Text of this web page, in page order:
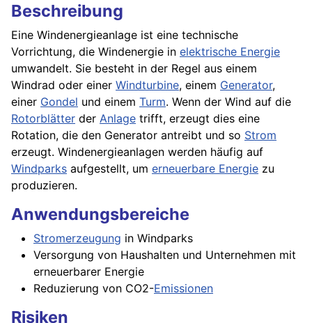
Beschreibung
Eine Windenergieanlage ist eine technische
Vorrichtung, die Windenergie in elektrische Energie
umwandelt. Sie besteht in der Regel aus einem
Windrad oder einer Windturbine, einem Generator,
einer Gondel und einem Turm. Wenn der Wind auf die
Rotorblätter der Anlage trifft, erzeugt dies eine
Rotation, die den Generator antreibt und so Strom
erzeugt. Windenergieanlagen werden häufig auf
Windparks aufgestellt, um erneuerbare Energie zu
produzieren.
Anwendungsbereiche
Stromerzeugung in Windparks
Versorgung von Haushalten und Unternehmen mit
erneuerbarer Energie
Reduzierung von CO2-Emissionen
Risiken